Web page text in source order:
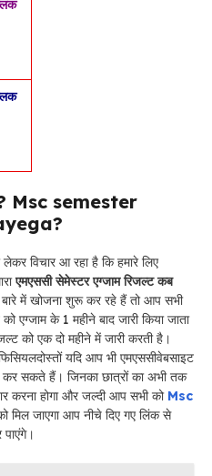
Msc semester
विचार आ रहा है कि हमारे लिए
एमएससी सेमेस्टर एग्जाम रिजल्ट कब
में खोजना शुरू कर रहे हैं तो आप सभी
एग्जाम के 1 महीने बाद जारी किया जाता
को एक दो महीने में जारी करती है।
यदि आप भी एमएससीवेबसाइट
सकते हैं। जिनका छात्रों का अभी तक
करना होगा और जल्दी आप सभी को Msc
मिल जाएगा आप नीचे दिए गए लिंक से